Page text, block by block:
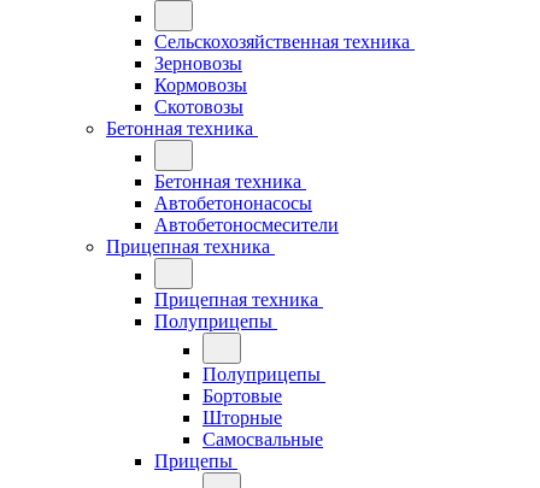
Сельскохозяйственная техника
Зерновозы
Кормовозы
Скотовозы
Бетонная техника
Бетонная техника
Автобетононасосы
Автобетоносмесители
Прицепная техника
Прицепная техника
Полуприцепы
Полуприцепы
Бортовые
Шторные
Самосвальные
Прицепы